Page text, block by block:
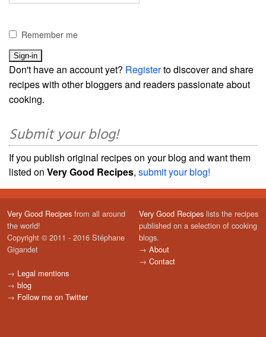
Remember me
Don't have an account yet? Registerto discover and share
recipes with other bloggers and readers passionate about
cooking.
Submit your blog!
If you publish original recipes on your blog and want them
listed on Very Good Recipes, submit your blog!
Very Good Recipes from all around
the world!
Copyright © 2011 - 2016 Stéphane
Gigandet
→ Legal mentions
→ blog
→ Follow me on Twitter
Very Good Recipes lists the recipes
published on a selection of cooking
blogs.
→ About
→ Contact